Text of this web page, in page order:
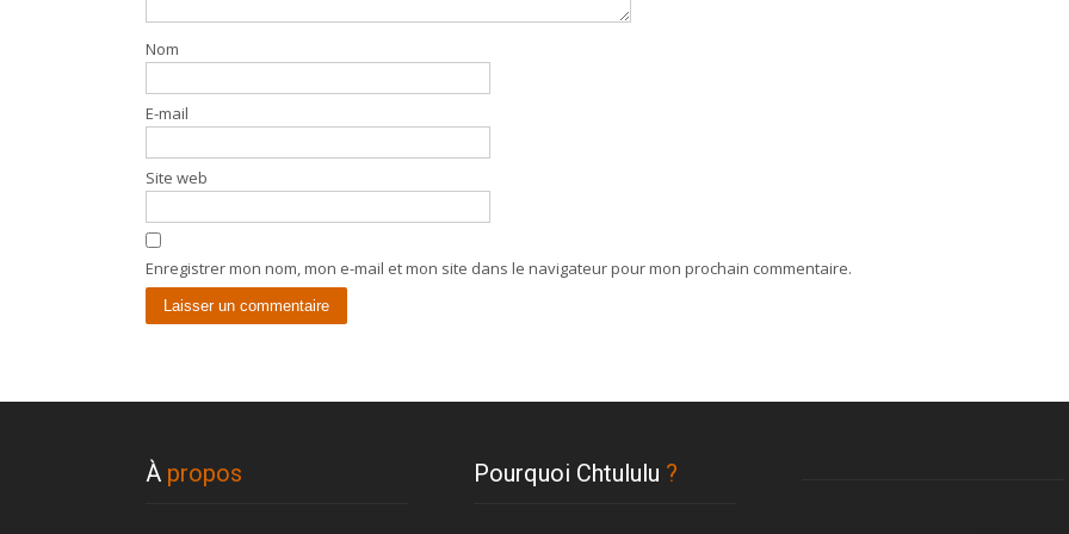
Nom
E-mail
Site web
Enregistrer mon nom, mon e-mail et mon site dans le navigateur pour mon prochain commentaire.
À propos Pourquoi Chtululu ?